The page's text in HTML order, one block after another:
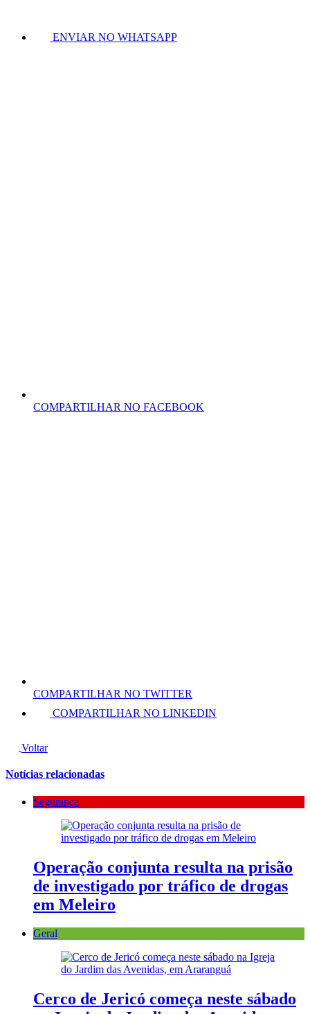
ENVIAR NO WHATSAPP
COMPARTILHAR NO FACEBOOK
COMPARTILHAR NO TWITTER
COMPARTILHAR NO LINKEDIN
Voltar
Notícias relacionadas
Segurança
Operação conjunta resulta na prisão
de investigado por tráfico de drogas
em Meleiro
Geral
Cerco de Jericó começa neste sábado